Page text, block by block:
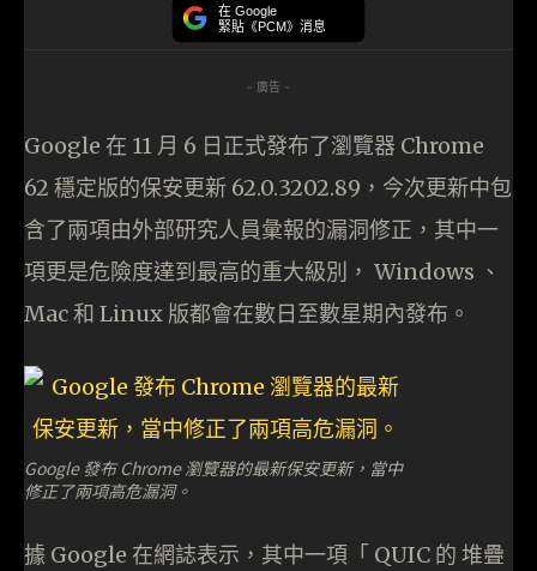
在 Google
緊貼《PCM》消息
- 廣告 -
Google 在 11 月 6 日正式發布了瀏覽器 Chrome
62 穩定版的保安更新 62.0.3202.89，今次更新中包
含了兩項由外部研究人員𢑥報的漏洞修正，其中一
項更是危險度達到最高的重大級別， Windows 、
Mac 和 Linux 版都會在數日至數星期內發布。
Google 發布 Chrome 瀏覽器的最新保安更新，當中
修正了兩項高危漏洞。
據 Google 在網誌表示，其中一項「 QUIC 的 堆疊